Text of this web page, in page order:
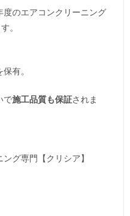
のエアコンクリーニング
。
保有。
で施工品質も保証されま
グ専門【クリシア】